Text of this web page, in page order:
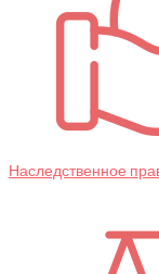
Наследственное